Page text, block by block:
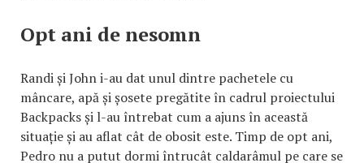
Opt ani de nesomn
Randi și John i-au dat unul dintre pachetele cu
mâncare, apă și șosete pregătite în cadrul proiectului
Backpacks și l-au întrebat cum a ajuns în această
situație și au aflat cât de obosit este. Timp de opt ani,
Pedro nu a putut dormi întrucât caldarâmul pe care se